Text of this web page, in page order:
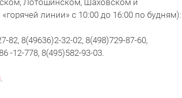
Лотошинском, Шаховском и
линии» с 10:00 до 16:00 по будням):
8(49636)2-32-02, 8(498)729-87-60,
-12-778, 8(495)582-93-03.
.